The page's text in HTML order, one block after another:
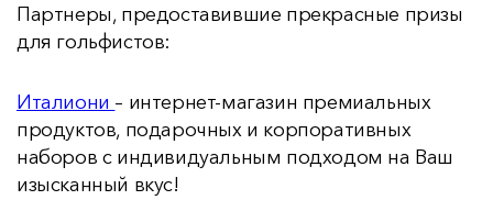
Партнеры, предоставившие прекрасные призы
для гольфистов:
Италиони – интернет-магазин премиальных
продуктов, подарочных и корпоративных
наборов с индивидуальным подходом на Ваш
изысканный вкус!